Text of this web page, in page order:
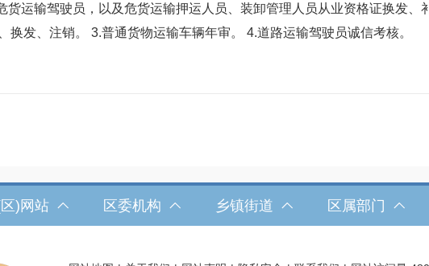
货运输驾驶员，以及危货运输押运人员、装卸管理人员从业资格证换发
换发、注销。 3.普通货物运输车辆年审。 4.道路运输驾驶员诚信考核。
)网站 区委机构 乡镇街道 区属部门